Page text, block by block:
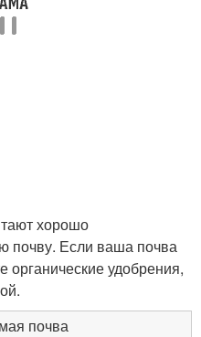
хорошо
почву. Если ваша почва
органические удобрения,
почва